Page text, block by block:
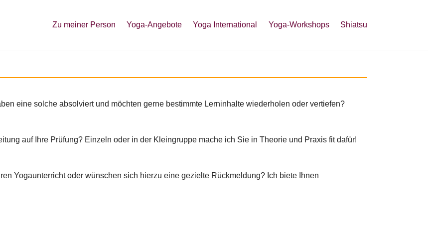
Zu meiner Person Yoga-Angebote Yoga International Yoga-Workshops Shiatsu
eine solche absolviert und möchten gerne bestimmte Lerninhalte wiederholen oder vertiefen?
auf Ihre Prüfung? Einzeln oder in der Kleingruppe mache ich Sie in Theorie und Praxis fit dafür!
Yogaunterricht oder wünschen sich hierzu eine gezielte Rückmeldung? Ich biete Ihnen